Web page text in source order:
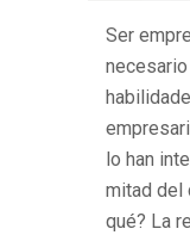
Ser
lo han
mitad del
qué? La